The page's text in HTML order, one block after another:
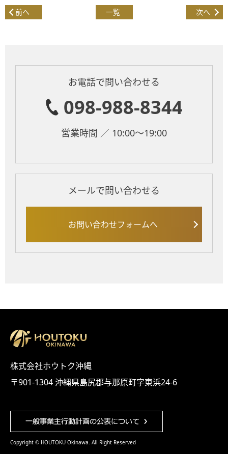
前へ 一覧 次へ
お電話で問い合わせる
098-988-8344
営業時間 ／ 10:00～19:00
メールで問い合わせる
お問い合わせフォームへ
株式会社ホウトク沖縄
〒901-1304 沖縄県島尻郡与那原町字東浜24-6
Copyright © HOUTOKU Okinawa. All Right Reserved